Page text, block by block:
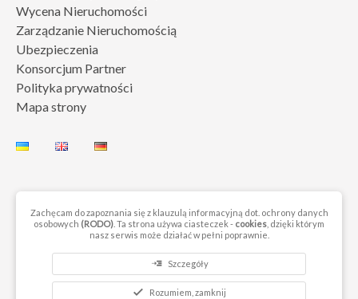
Wycena Nieruchomości
Zarządzanie Nieruchomością
Ubezpieczenia
Konsorcjum Partner
Polityka prywatności
Mapa strony
© 2023 by Next Move Nieruchomości Gorzów. Wszelkie prawa
Zachęcam do zapoznania się z klauzulą informacyjną dot. ochrony danych
osobowych (RODO) . Ta strona używa ciasteczek - cookies , dzięki którym
nasz serwis może działać w pełni poprawnie.
read_more Szczegóły
check Rozumiem, zamknij